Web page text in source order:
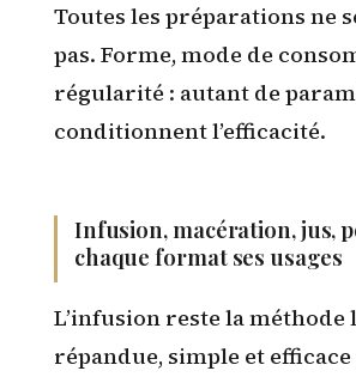
Toutes les préparations ne
pas. Forme, mode de
régularité : autant de
conditionnent l’efficacité.
Infusion, macération, jus,
chaque format ses usages
L’infusion reste la méthode
répandue, simple et